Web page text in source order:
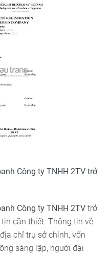
Công ty TNHH 2TV trở
Công ty TNHH 2TVtrở
cần thiết. Thông tin về
chỉ trụ sở chính, vốn
sáng lập, người đại